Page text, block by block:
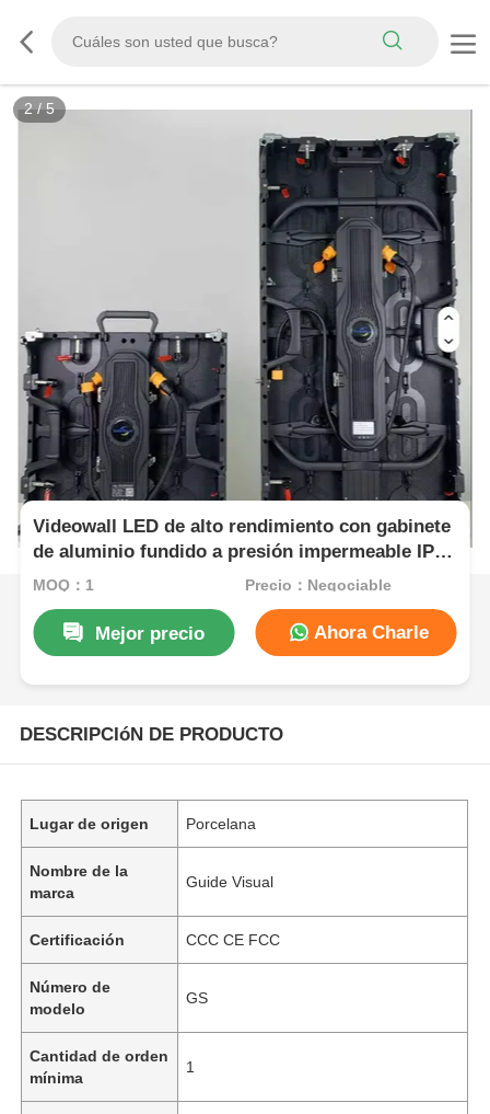
3/5
Videowall LED de alto rendimiento con gabinete
de aluminio fundido a presión impermeable IP65
con frecuencia de actualización de 7680 Hz para
MOQ：1 Precio：Negociable
Mejor precio Ahora Charle
DESCRIPCIóN DE PRODUCTO
Lugar de origen Porcelana
Nombre de la
marca
Guide Visual
Certificación CCC CE FCC
Número de
modelo
GS
Cantidad de orden
mínima
1